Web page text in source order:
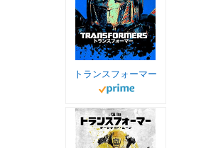
トランスフォーマー